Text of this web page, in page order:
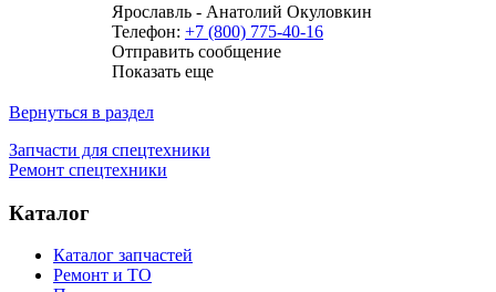
Ярославль - Анатолий Окуловкин
Телефон: +7 (800) 775-40-16
Отправить сообщение
Показать еще
Вернуться в раздел
Запчасти для спецтехники
Ремонт спецтехники
Каталог
Каталог запчастей
Ремонт и ТО